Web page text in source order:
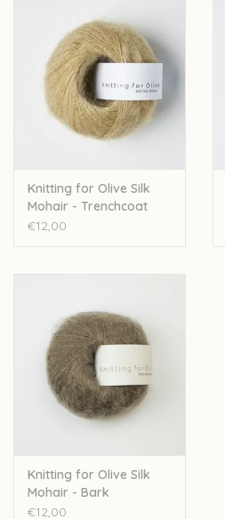
Knitting for Olive Silk
Mohair - Trenchcoat
€12,00
Knitting for Olive Silk
Mohair - Bark
€12,00